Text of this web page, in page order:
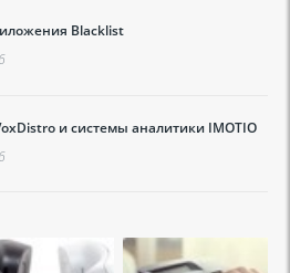
Blacklist
и системы аналитики IMOTIO